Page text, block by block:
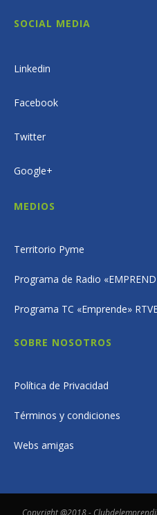
SOCIAL MEDIA
Linkedin
Facebook
Twitter
Google+
MEDIOS
Territorio Pyme
Programa de Radio
Programa TC «Emprende»
SOBRE NOSOTROS
Política de Privacidad
Términos y condiciones
Webs amigas